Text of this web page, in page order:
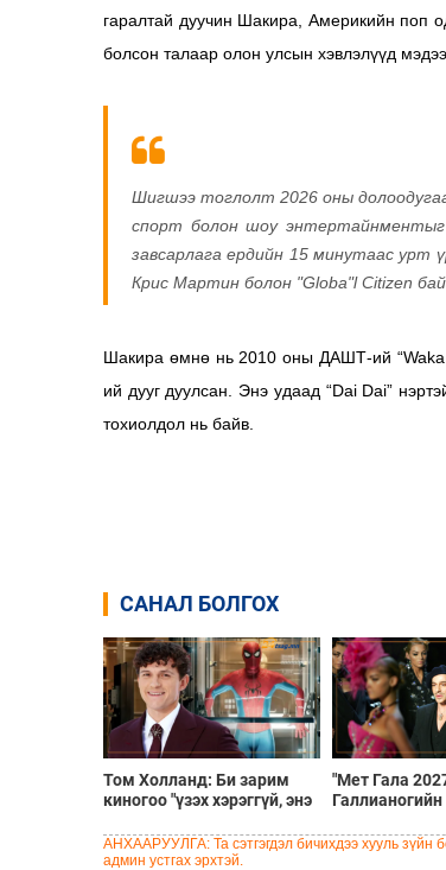
гаралтай дуучин Шакира, Америкийн поп
болсон талаар олон улсын хэвлэлүүд
Шигшээ тоглолт 2026 оны
спорт болон шоу
завсарлага ердийн 15 минутаас урт
Крис Мартин болон "Globa"l Citizen
Шакира өмнө нь 2010 оны ДАШТ-ий
ий дууг дуулсан. Энэ удаад “Dai Dai”
тохиолдол нь байв.
САНАЛ БОЛГОХ
Том Холланд: Би зарим
киногоо "үзэх хэрэггүй, энэ
гэж хэлмээр санагддаг
"Мет Гала
Галлианогийн
болсон нь
АНХААРУУЛГА: Та сэтгэгдэл бичихдээ хууль зүйн
админ устгах эрхтэй.